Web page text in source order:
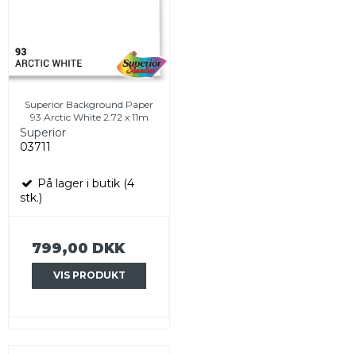
Superior Background Paper
93 Arctic White 2.72 x 11m
Superior
03711
På lager i butik (4
stk.)
799,00 DKK
VIS PRODUKT